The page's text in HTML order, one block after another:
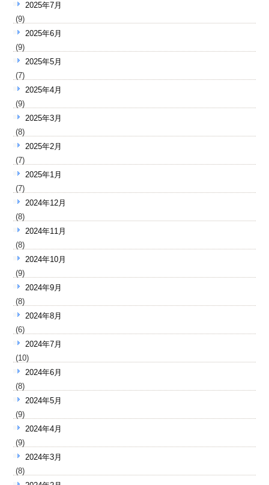
2025年7月
(9)
2025年6月
(9)
2025年5月
(7)
2025年4月
(9)
2025年3月
(8)
2025年2月
(7)
2025年1月
(7)
2024年12月
(8)
2024年11月
(8)
2024年10月
(9)
2024年9月
(8)
2024年8月
(6)
2024年7月
(10)
2024年6月
(8)
2024年5月
(9)
2024年4月
(9)
2024年3月
(8)